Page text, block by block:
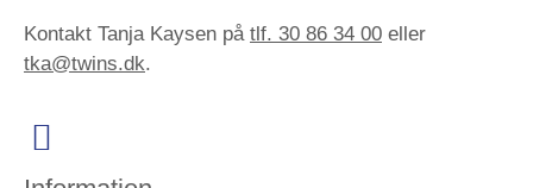
Kontakt Tanja Kaysen på tlf. 30 86 34 00 eller
tka@twins.dk.